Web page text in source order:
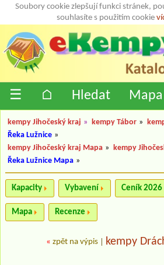
Soubory cookie zlepšují funkci stránek,
souhlasíte s použitím cookie
☰ ⌂ Hledat Mapa
kempy Jihočeský kraj » kempy Tábor »
Řeka Lužnice »
kempy Jihočeský kraj Mapa » kempy
Řeka Lužnice Mapa »
Kapacity Vybavení Ceník 2026
Mapa Recenze
« zpět na výpis kempy